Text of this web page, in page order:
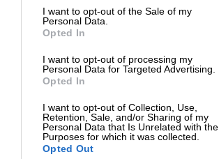
I want to opt-out of the Sale of my
Personal Data.
Opted In
I want to opt-out of processing my
Personal Data for Targeted Advertising.
Opted In
I want to opt-out of Collection, Use,
Retention, Sale, and/or Sharing of my
Personal Data that Is Unrelated with the
Purposes for which it was collected.
Opted Out
Ogólne
Szerokość
Głębokość
Wysokość
transportowa
4.8 cm